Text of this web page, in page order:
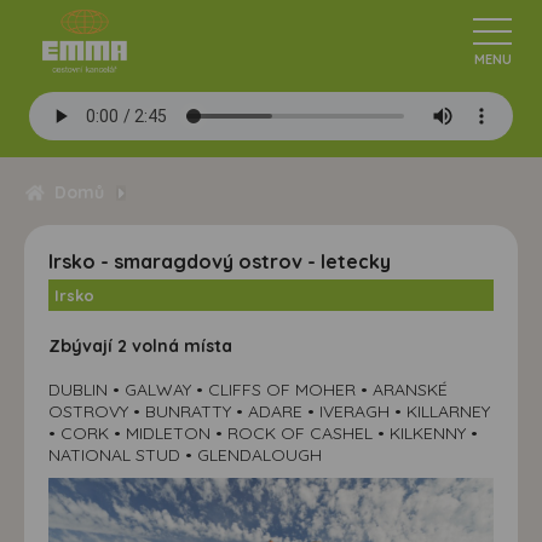
Irsko - smaragdový ostrov - letecky
Irsko
Zbývají 2 volná místa
DUBLIN • GALWAY • CLIFFS OF MOHER • ARANSKÉ
OSTROVY • BUNRATTY • ADARE • IVERAGH • KILLARNEY
• CORK • MIDLETON • ROCK OF CASHEL • KILKENNY •
NATIONAL STUD • GLENDALOUGH